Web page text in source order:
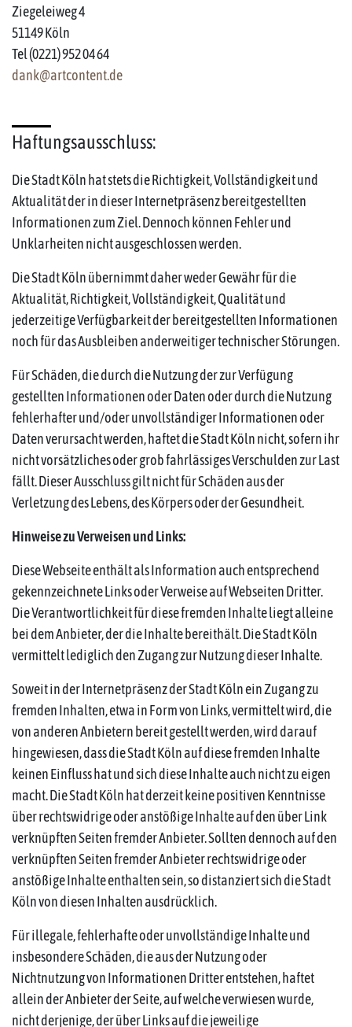
Ziegeleiweg 4
51149 Köln
Tel (0221) 952 04 64
dank@artcontent.de
Haftungsausschluss:
Die Stadt Köln hat stets die Richtigkeit, Vollständigkeit und
Aktualität der in dieser Internetpräsenz bereitgestellten
Informationen zum Ziel. Dennoch können Fehler und
Unklarheiten nicht ausgeschlossen werden.
Die Stadt Köln übernimmt daher weder Gewähr für die
Aktualität, Richtigkeit, Vollständigkeit, Qualität und
jederzeitige Verfügbarkeit der bereitgestellten Informationen
noch für das Ausbleiben anderweitiger technischer Störungen.
Für Schäden, die durch die Nutzung der zur Verfügung
gestellten Informationen oder Daten oder durch die Nutzung
fehlerhafter und/oder unvollständiger Informationen oder
Daten verursacht werden, haftet die Stadt Köln nicht, sofern ihr
nicht vorsätzliches oder grob fahrlässiges Verschulden zur Last
fällt. Dieser Ausschluss gilt nicht für Schäden aus der
Verletzung des Lebens, des Körpers oder der Gesundheit.
Hinweise zu Verweisen und Links:
Diese Webseite enthält als Information auch entsprechend
gekennzeichnete Links oder Verweise auf Webseiten Dritter.
Die Verantwortlichkeit für diese fremden Inhalte liegt alleine
bei dem Anbieter, der die Inhalte bereithält. Die Stadt Köln
vermittelt lediglich den Zugang zur Nutzung dieser Inhalte.
Soweit in der Internetpräsenz der Stadt Köln ein Zugang zu
fremden Inhalten, etwa in Form von Links, vermittelt wird, die
von anderen Anbietern bereit gestellt werden, wird darauf
hingewiesen, dass die Stadt Köln auf diese fremden Inhalte
keinen Einfluss hat und sich diese Inhalte auch nicht zu eigen
macht. Die Stadt Köln hat derzeit keine positiven Kenntnisse
über rechtswidrige oder anstößige Inhalte auf den über Link
verknüpften Seiten fremder Anbieter. Sollten dennoch auf den
verknüpften Seiten fremder Anbieter rechtswidrige oder
anstößige Inhalte enthalten sein, so distanziert sich die Stadt
Köln von diesen Inhalten ausdrücklich.
Für illegale, fehlerhafte oder unvollständige Inhalte und
insbesondere Schäden, die aus der Nutzung oder
Nichtnutzung von Informationen Dritter entstehen, haftet
allein der Anbieter der Seite, auf welche verwiesen wurde,
nicht derjenige, der über Links auf die jeweilige